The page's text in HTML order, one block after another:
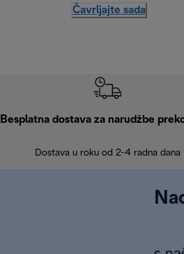
Čavrljajte sada
Besplatna dostava za narudžbe
Dostava u roku od 2-4 radna dana